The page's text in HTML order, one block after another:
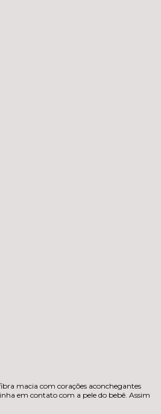
macia com corações aconchegantes
em contato com a pele do bebê. Assim